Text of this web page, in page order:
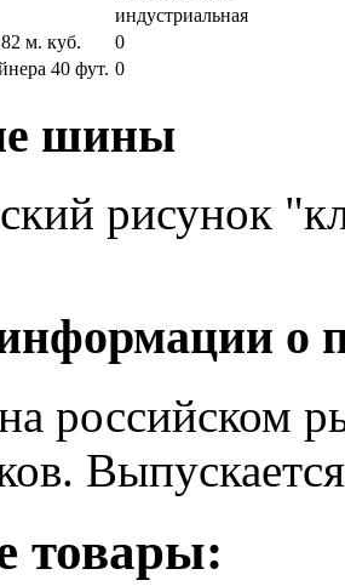
индустриальная
м. куб.
0
40 фут. 0
шины
рисунок
о
российском
товары: